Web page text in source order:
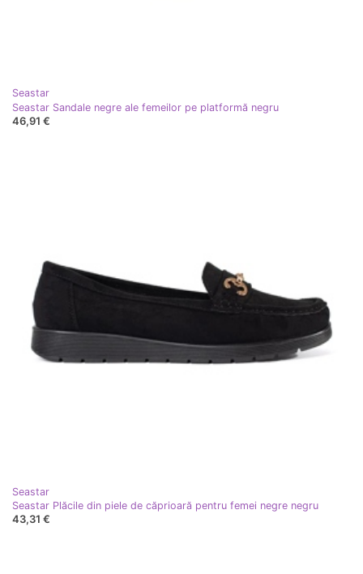
Seastar
Seastar Sandale negre ale femeilor pe platformă negru
46,91 €
Seastar
Seastar Plăcile din piele de căprioară pentru femei negre negru
43,31 €